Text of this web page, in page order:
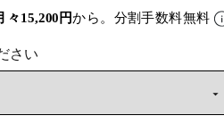
々15,200円から。分割手数料無料